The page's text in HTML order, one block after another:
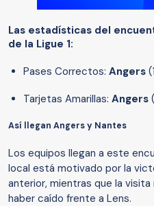
Las estadísticas del
de la Ligue 1:
Pases Correctos: Angers
Tarjetas Amarillas: Angers
Así llegan Angers y Nantes
Los equipos llegan a este
local está motivado por la
anterior, mientras que la
haber caído frente a Lens.